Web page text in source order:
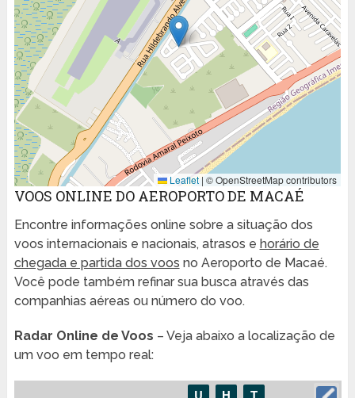
Leaflet | © OpenStreetMap contributors
VOOS ONLINE DO AEROPORTO DE MACAÉ
Encontre informações online sobre a situação dos
voos internacionais e nacionais, atrasos e horário de
chegada e partida dos voos no Aeroporto de Macaé.
Você pode também refinar sua busca através das
companhias aéreas ou número do voo.
Radar Online de Voos – Veja abaixo a localização de
um voo em tempo real: